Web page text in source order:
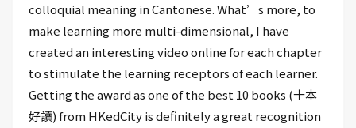
colloquial meaning in Cantonese. What’s more, to
make learning more multi-dimensional, I have
created an interesting video online for each chapter
to stimulate the learning receptors of each learner.
Getting the award as one of the best 10 books (十本
好讀) from HKedCity is definitely a great recognition